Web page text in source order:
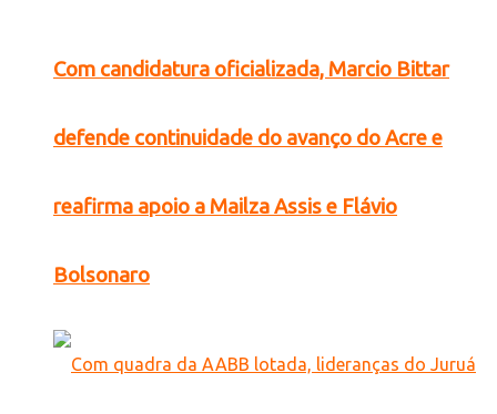
Com candidatura oficializada, Marcio Bittar
defende continuidade do avanço do Acre e
reafirma apoio a Mailza Assis e Flávio
Bolsonaro